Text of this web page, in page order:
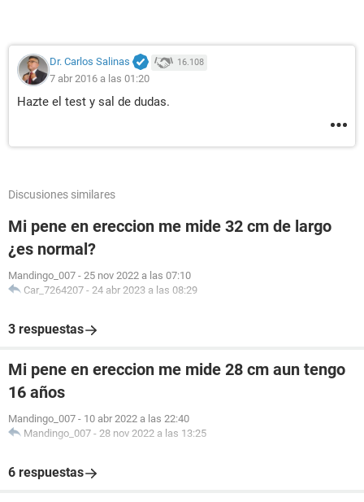
Dr. Carlos Salinas 16.108
7 abr 2016 a las 01:20
Hazte el test y sal de dudas.
Discusiones similares
Mi pene en ereccion me mide 32 cm de largo
¿es normal?
Mandingo_007 - 25 nov 2022 a las 07:10
Car_7264207 - 24 abr 2023 a las 08:29
3 respuestas
Mi pene en ereccion me mide 28 cm aun tengo
16 años
Mandingo_007 - 10 abr 2022 a las 22:40
Mandingo_007 - 28 nov 2022 a las 13:25
6 respuestas